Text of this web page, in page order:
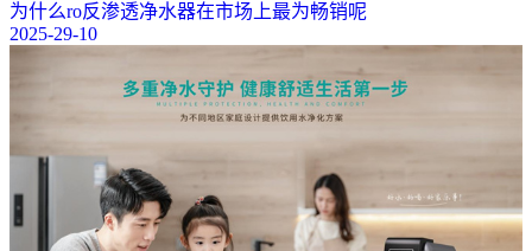
为什么ro反渗透净水器在市场上最为畅销呢
2025-29-10